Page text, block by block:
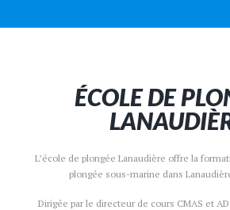
ÉCOLE DE
L’école de plongée Lanaudière offre la
plongée sous-marine dans
Dirigée par le directeur de cours CMAS et